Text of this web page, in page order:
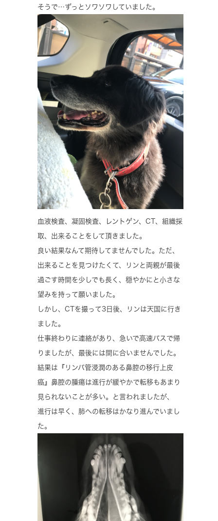
そうで…ずっとソワソワしていました。
血液検査、凝固検査、レントゲン、CT、組織採
取、出来ることをして頂きました。
良い結果なんて期待してませんでした。ただ、
出来ることを見つけたくて、リンと両親が最後
過ごす時間を少しでも長く、穏やかにと小さな
望みを持って願いました。
しかし、CTを撮って3日後、リンは天国に行き
ました。
仕事終わりに連絡があり、急いで高速バスで帰
りましたが、最後には間に合いませんでした。
結果は『リンパ管浸潤のある鼻腔の移行上皮
癌』鼻腔の腫瘍は進行が緩やかで転移もあまり
見られないことが多い。と言われましたが、
進行は早く、肺への転移はかなり進んでいまし
た。